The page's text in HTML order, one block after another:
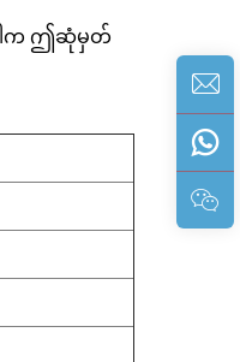
ါက ဤဆုံမှတ်